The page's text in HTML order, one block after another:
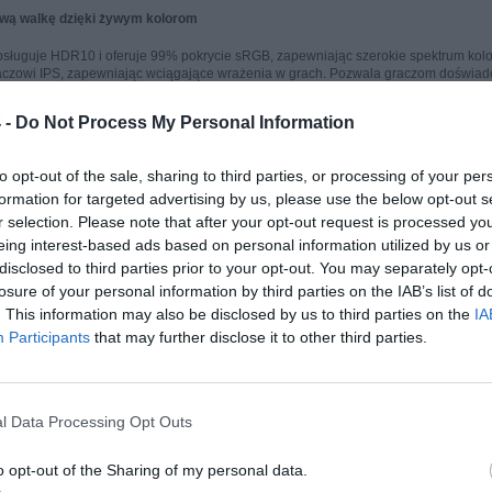
- Do Not Process My Personal Information
opt-out of the sale, sharing to third parties, or processing of your
for targeted advertising by us, please use the below opt-out
selection. Please note that after your opt-out request is processed
interest-based ads based on personal information utilized by us
to third parties prior to your opt-out. You may separately
of your personal information by third parties on the IAB’s list of
This information may also be disclosed by us to third parties on the
Participants that may further disclose it to other third parties.
Data Processing Opt Outs
opt-out of the Sharing of my personal data.
walkę dzięki żywym kolorom
HDR10 i oferuje 99% pokrycie sRGB, zapewniając szerokie spektrum
IPS, zapewniając wciągające wrażenia w grach. Pozwala graczom
grach z częstotliwością przetaktowania 144 Hz (natywna częstotliwość
częstotliwość odświeżania 144 Hz (natywna 120 Hz) dla płynności,
czysty obraz przy jednoczesnej minimalizacji rozmycia ruchu.
bardziej wciągającej rozgrywce z każdą klatką.
zwycięstwa
ruchu w czasie 1 ms zapewnia płynną rozgrywkę, redukując rozmycie i efekt
nad konkurencją.
przy użyciu powszechnie stosowanej technologii
AMD FreeSync, zatwierdzonej przez NVIDIA kompatybilności z G-SYNC,
cały wyświetlacz na maksymalnie 6 sekcji, zmienić projekt motywu, a
również tryby PBP i, co zapewnia wydajną wielozadaniowość w wielu